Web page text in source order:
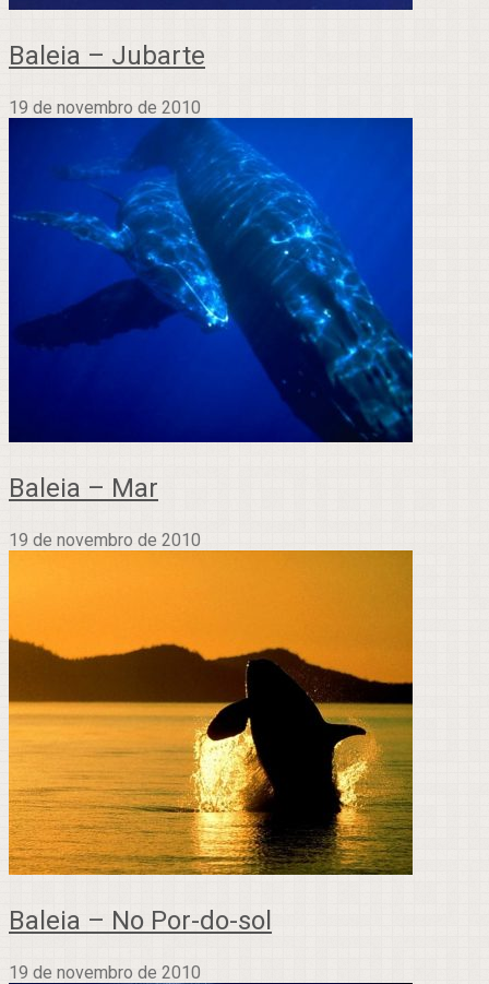
Baleia – Jubarte
19 de novembro de 2010
Baleia – Mar
19 de novembro de 2010
Baleia – No Por-do-sol
19 de novembro de 2010